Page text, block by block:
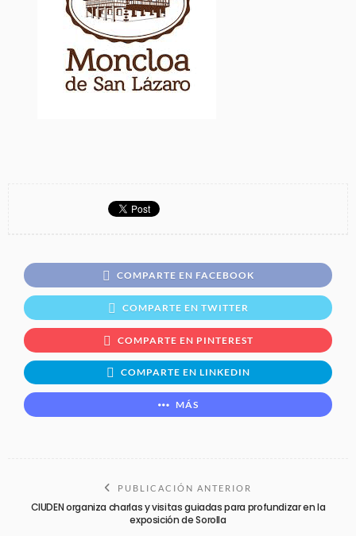
COMPARTE EN FACEBOOK
COMPARTE EN TWITTER
COMPARTE EN PINTEREST
COMPARTE EN LINKEDIN
MÁS
PUBLICACIÓN ANTERIOR
CIUDEN organiza charlas y visitas guiadas para profundizar en la
exposición de Sorolla